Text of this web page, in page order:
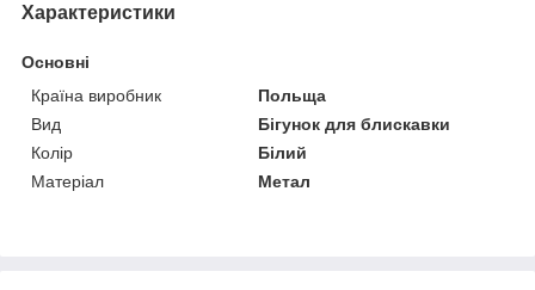
Характеристики
Основні
Країна виробник
Польща
Вид
Бігунок для блискавки
Колір
Білий
Матеріал
Метал